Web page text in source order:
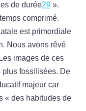
de durée29 ».
comprimé.
est primordiale
Nous avons rêvé
images de ces
plus fossilisées. De
majeur car
« des habitudes de